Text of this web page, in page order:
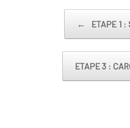
← ETAPE 1
ETAPE 3 :